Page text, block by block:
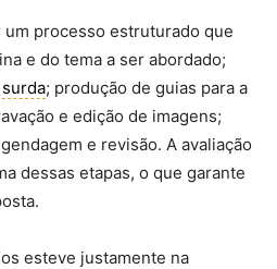
um processo estruturado que
e do tema a ser abordado;
surda; produção de guias para a
e edição de imagens;
e revisão. A avaliação
dessas etapas, o que garante
esteve justamente na